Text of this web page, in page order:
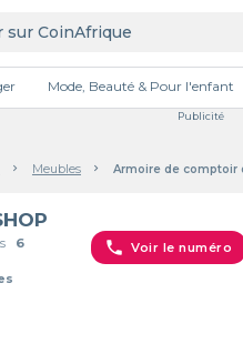
Mode, Beauté & Pour l'enfant
Publicité
Meubles Armoire de comptoir
6
phone Voir le numéro